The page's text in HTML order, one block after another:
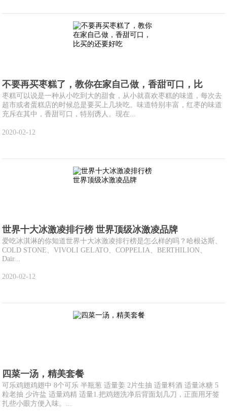
不要再买枣糕了，教你在家自己做，香甜可口，比
枣糕可以说是一种从小吃到大的甜食，从小就喜欢枣糕的味道，每次去
超市或者蛋糕店的时候总是要买上几块吃。味道特别丰富，红枣的味道
充斥在其中，香甜可口，特别诱人。现在...
2020-02-12
世界十大冰激凌排行榜 世界顶级冰激凌品牌
爱吃冰淇淋的你知道世界十大冰激凌排行榜是怎么样的吗？哈根达斯、
COLD STONE、VIVOLI GELATO、COPPELIA、BERTHILION、
Dair...
2020-02-12
四菜一汤，精美套餐
可乐鸡翅鸡翅中 8个可乐 半瓶葱 适量姜 2片生抽 适量料酒 适量冰糖 5
粒老抽 少许盐 适量鸡精 适量1.把鸡翅洗净后背面划几刀，正面用牙签
扎些小眼方便入味。...